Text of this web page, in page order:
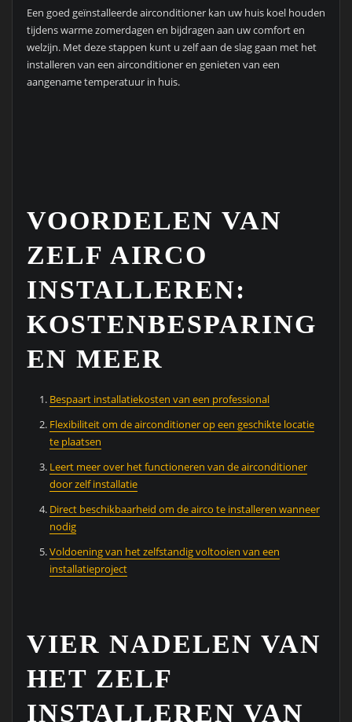
Een goed geïnstalleerde airconditioner kan uw huis koel houden
tijdens warme zomerdagen en bijdragen aan uw comfort en
welzijn. Met deze stappen kunt u zelf aan de slag gaan met het
installeren van een airconditioner en genieten van een
aangename temperatuur in huis.
VOORDELEN VAN
ZELF AIRCO
INSTALLEREN:
KOSTENBESPARING
EN MEER
Bespaart installatiekosten van een professional
Flexibiliteit om de airconditioner op een geschikte locatie
te plaatsen
Leert meer over het functioneren van de airconditioner
door zelf installatie
Direct beschikbaarheid om de airco te installeren wanneer
nodig
Voldoening van het zelfstandig voltooien van een
installatieproject
VIER NADELEN VAN
HET ZELF
INSTALLEREN VAN